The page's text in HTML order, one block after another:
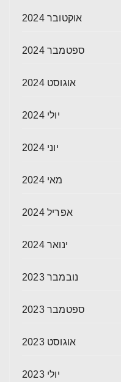
אוקטובר 2024
ספטמבר 2024
אוגוסט 2024
יולי 2024
יוני 2024
מאי 2024
אפריל 2024
ינואר 2024
נובמבר 2023
ספטמבר 2023
אוגוסט 2023
יולי 2023